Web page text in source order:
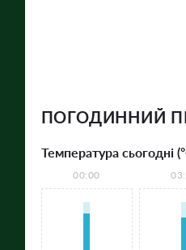
ПОГОДИННИЙ
Температура сьогодні
00:00